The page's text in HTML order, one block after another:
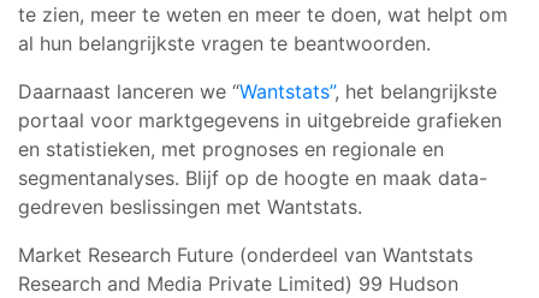
te zien, meer te weten en meer te doen, wat helpt om
al hun belangrijkste vragen te beantwoorden.
Daarnaast lanceren we “Wantstats”, het belangrijkste
portaal voor marktgegevens in uitgebreide grafieken
en statistieken, met prognoses en regionale en
segmentanalyses. Blijf op de hoogte en maak data-
gedreven beslissingen met Wantstats.
Market Research Future (onderdeel van Wantstats
Research and Media Private Limited) 99 Hudson